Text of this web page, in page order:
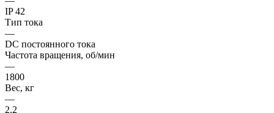
IP 42
Тип тока
—
DC постоянного тока
Частота вращения, об/мин
—
1800
Вес, кг
—
2.2